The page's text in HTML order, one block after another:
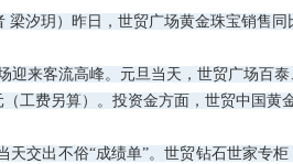
玥）昨日，世贸广场黄金珠宝销售同
来客流高峰。元旦当天，世贸广场百泰
工费另算）。投资金方面，世贸中国黄
交出不俗“成绩单”。世贸钻石世家专柜